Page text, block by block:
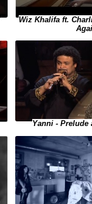
Wiz Khalifa ft.
Yanni - Prelude